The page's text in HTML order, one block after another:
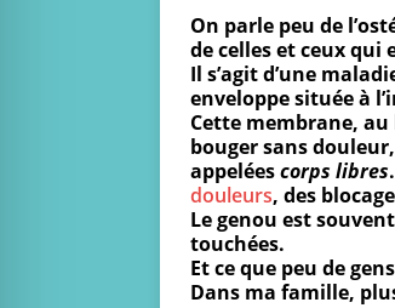
On parle peu de
de celles et ceux
Il s’agit d’une
enveloppe située à
Cette membrane,
bouger sans
appeléescorps libres
douleurs, des
Le genou est
touchées.
Et ce que peu de
Dans ma famille,